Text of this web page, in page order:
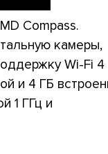
Compass.
камеры,
Wi-Fi 4
и 4 ГБ
1 ГГц и